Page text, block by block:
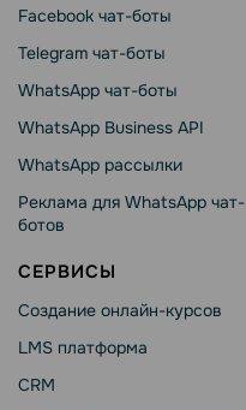
Facebook чат-боты
Telegram чат-боты
WhatsApp чат-боты
WhatsApp Business API
WhatsApp рассылки
Реклама для WhatsApp чат-
ботов
СЕРВИСЫ
Создание онлайн-курсов
LMS платформа
CRM